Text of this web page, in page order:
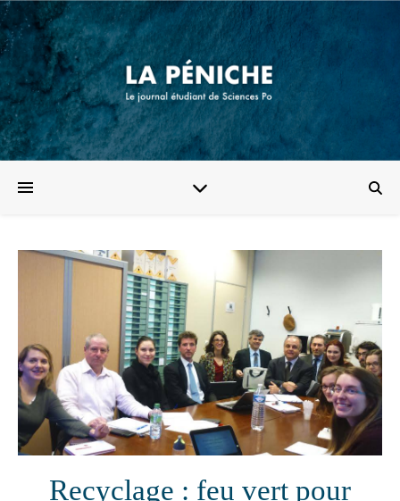
Recyclage : feu vert pour